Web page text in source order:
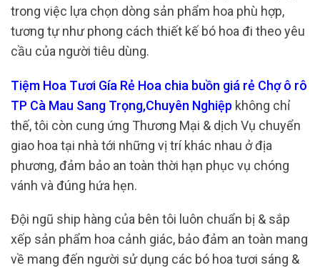
trong việc lựa chọn dòng sản phẩm hoa phù hợp,
tương tự như phong cách thiết kế bó hoa đi theo yêu
cầu của người tiêu dùng.
Tiệm Hoa Tươi Gía Rẻ Hoa chia buồn giá rẻ Chợ ô rô
TP Cà Mau Sang Trọng,Chuyên Nghiệp không chỉ
thế, tôi còn cung ứng Thương Mại & dịch Vụ chuyển
giao hoa tại nhà tới những vị trí khác nhau ở địa
phương, đảm bảo an toàn thời hạn phục vụ chóng
vánh và đúng hứa hẹn.
Đội ngũ ship hàng của bên tôi luôn chuẩn bị & sắp
xếp sản phẩm hoa cảnh giác, bảo đảm an toàn mang
về mang đến người sử dụng các bó hoa tươi sáng &